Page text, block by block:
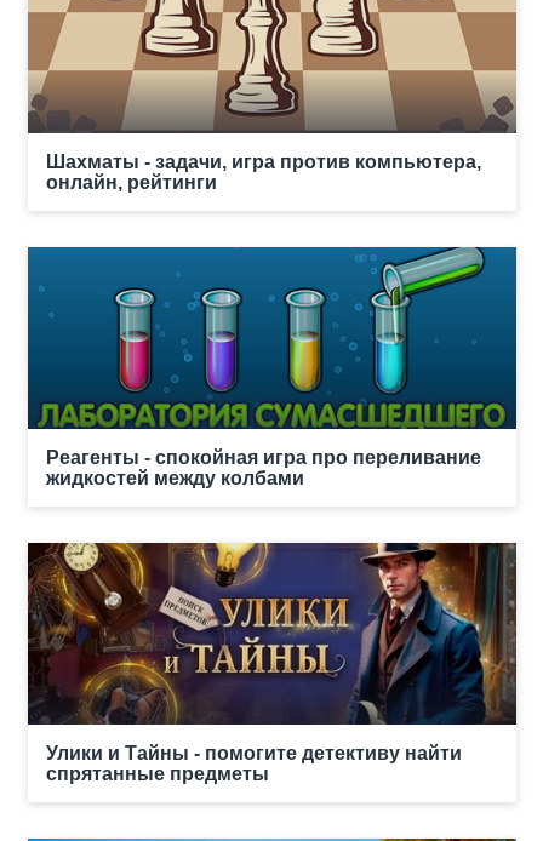
Шахматы - задачи, игра против компьютера,
онлайн, рейтинги
Реагенты - спокойная игра про переливание
жидкостей между колбами
Улики и Тайны - помогите детективу найти
спрятанные предметы